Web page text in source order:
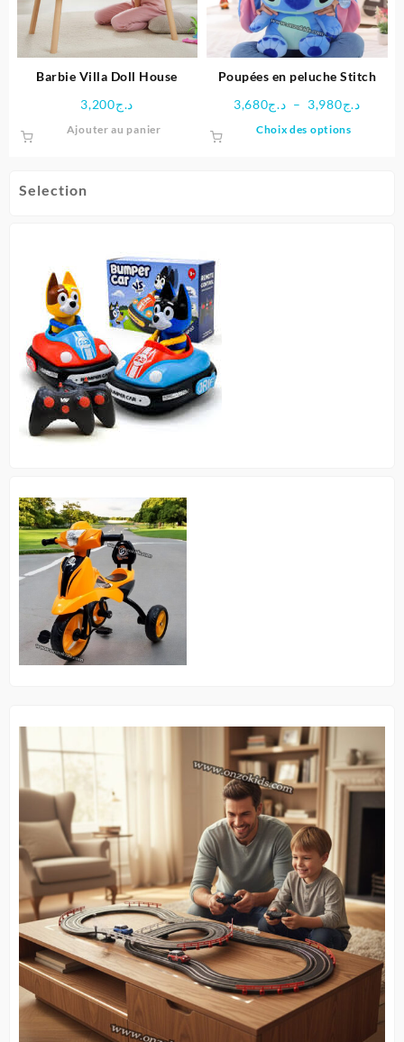
Selection
Barbie Villa Doll House
د.ج3,200
Ajouter au panier
Poupées en peluche Stitch
د.ج3,680 – د.ج3,980
Plage
Choix des options